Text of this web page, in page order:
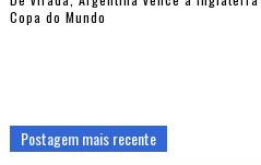
Copa do Mundo
Postagem mais recente